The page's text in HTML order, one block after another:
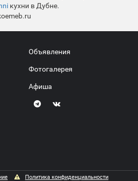
кухни в Дубне.
Объявления
Фотогалерея
Афиша
Политика конфиденциальности